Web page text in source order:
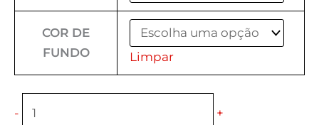
COR DE
FUNDO
Limpar
- +